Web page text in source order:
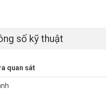
nghệ Startlight với độ nhạy
kính zoom quang học 25X (5
hồng ngoại 100m
ngược sáng thực WDR
Chống nhiễu (3D-DNR), tự
cài đặt trước 300 điểm với
Pan), hỗ trợ chạy lại các cài
số kỹ thuật
quan sát